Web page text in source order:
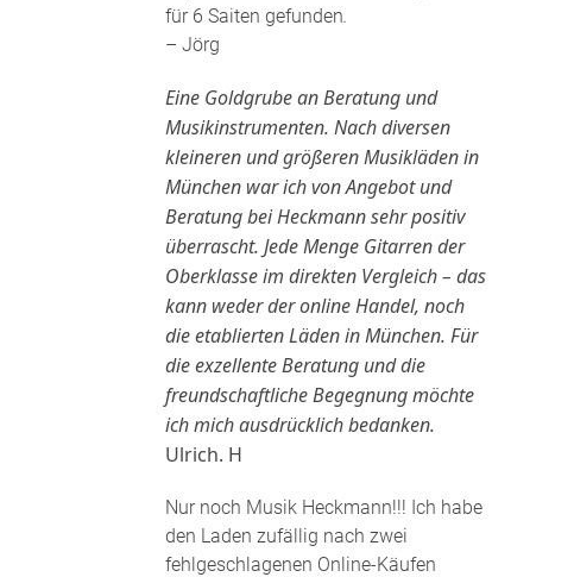
für 6 Saiten gefunden.
– Jörg
Eine Goldgrube an Beratung und
Musikinstrumenten. Nach diversen
kleineren und größeren Musikläden in
München war ich von Angebot und
Beratung bei Heckmann sehr positiv
überrascht. Jede Menge Gitarren der
Oberklasse im direkten Vergleich – das
kann weder der online Handel, noch
die etablierten Läden in München. Für
die exzellente Beratung und die
freundschaftliche Begegnung möchte
ich mich ausdrücklich bedanken.
Ulrich. H
Nur noch Musik Heckmann!!! Ich habe
den Laden zufällig nach zwei
fehlgeschlagenen Online-Käufen